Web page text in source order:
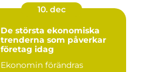
10. dec
De största ekonomiska
trenderna som påverkar
företag idag
Ekonomin förändras